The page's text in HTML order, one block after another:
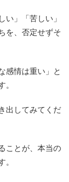
い」「苦しい」
を、否定せずそ
感情は重い」と
。
出してみてくだ
ことが、本当の
。